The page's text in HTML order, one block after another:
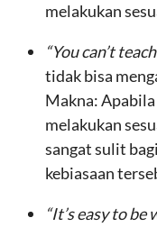
melakukan
“You can’t
tidak bisa
Makna:
melakukan
sangat sulit
kebiasaan
“It’s easy to